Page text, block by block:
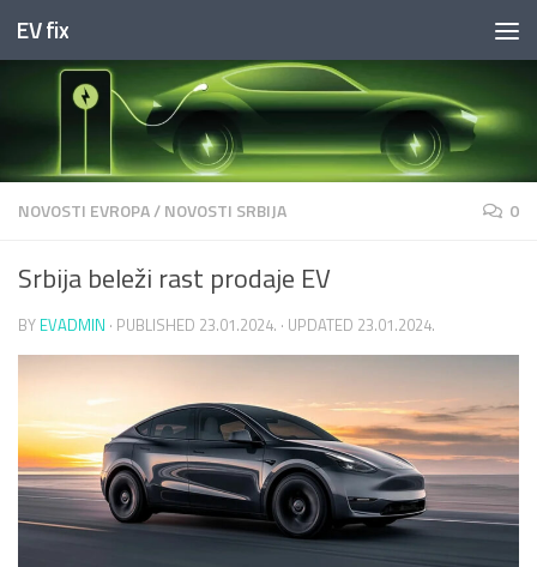
Skip to content
EV fix
NOVOSTI EVROPA/NOVOSTI SRBIJA 0
Srbija beleži rast prodaje EV
BY EVADMIN · PUBLISHED 23.01.2024. · UPDATED 23.01.2024.